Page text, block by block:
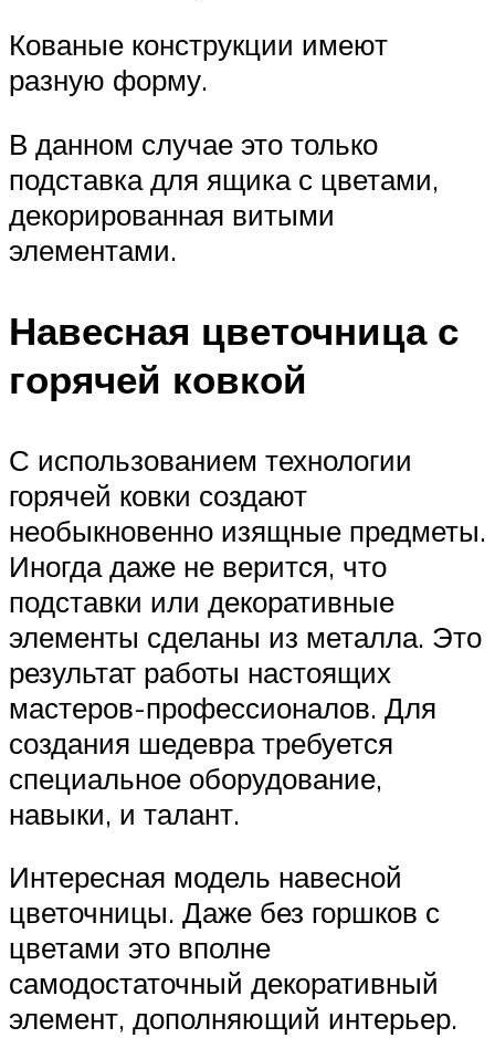
Кованые конструкции имеют
разную форму.
В данном случае это только
подставка для ящика с цветами,
декорированная витыми
элементами.
Навесная цветочница с
горячей ковкой
С использованием технологии
горячей ковки создают
необыкновенно изящные предметы.
Иногда даже не верится, что
подставки или декоративные
элементы сделаны из металла. Это
результат работы настоящих
мастеров-профессионалов. Для
создания шедевра требуется
специальное оборудование,
навыки, и талант.
Интересная модель навесной
цветочницы. Даже без горшков с
цветами это вполне
самодостаточный декоративный
элемент, дополняющий интерьер.